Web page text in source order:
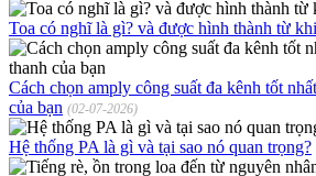
Toa có nghĩ là gì? và được hình thành từ
Cách chọn amply công suất đa kênh tốt
của bạn (02-07-2026)
Hệ thống PA là gì và tại sao nó quan trọng?